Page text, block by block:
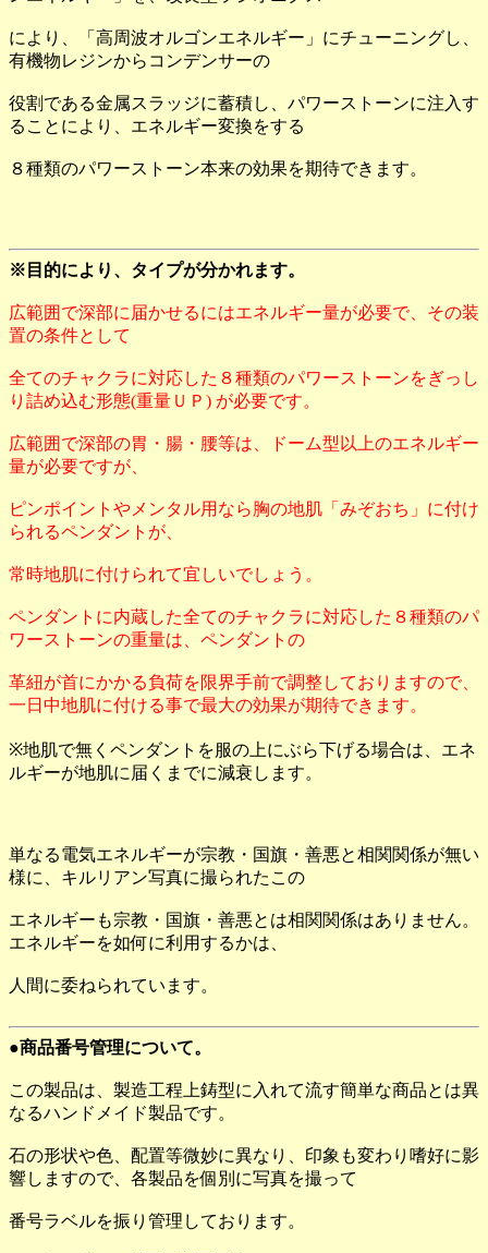
により、「高周波オルゴンエネルギー」にチューニングし、
有機物レジンからコンデンサーの
役割である金属スラッジに蓄積し、パワーストーンに注入す
ることにより、エネルギー変換をする
８種類のパワーストーン本来の効果を期待できます。
※目的により、タイプが分かれます。
広範囲で深部に届かせるにはエネルギー量が必要で、その装
置の条件として
全てのチャクラに対応した８種類のパワーストーンをぎっし
り詰め込む形態(重量ＵＰ) が必要です。
広範囲で深部の胃・腸・腰等は、ドーム型以上のエネルギー
量が必要ですが、
ピンポイントやメンタル用なら胸の地肌「みぞおち」に付け
られるペンダントが、
常時地肌に付けられて宜しいでしょう。
ペンダントに内蔵した全てのチャクラに対応した８種類のパ
ワーストーンの重量は、ペンダントの
革紐が首にかかる負荷を限界手前で調整しておりますので、
一日中地肌に付ける事で最大の効果が期待できます。
※地肌で無くペンダントを服の上にぶら下げる場合は、エネ
ルギーが地肌に届くまでに減衰します。
単なる電気エネルギーが宗教・国旗・善悪と相関関係が無い
様に、キルリアン写真に撮られたこの
エネルギーも宗教・国旗・善悪とは相関関係はありません。
エネルギーを如何に利用するかは、
人間に委ねられています。
●商品番号管理について。
この製品は、製造工程上鋳型に入れて流す簡単な商品とは異
なるハンドメイド製品です。
石の形状や色、配置等微妙に異なり、印象も変わり嗜好に影
響しますので、各製品を個別に写真を撮って
番号ラベルを振り管理しております。